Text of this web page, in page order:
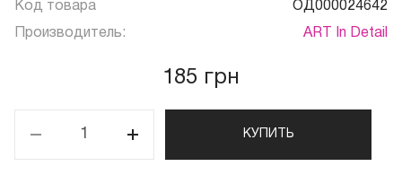
Код товара ОД000024642
Производитель: ART In Detail
185 грн
КУПИТЬ